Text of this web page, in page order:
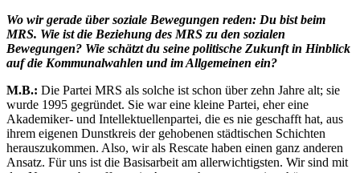
Wo wir gerade über soziale Bewegungen reden: Du bist beim
MRS. Wie ist die Beziehung des MRS zu den sozialen
Bewegungen? Wie schätzt du seine politische Zukunft in Hinblick
auf die Kommunalwahlen und im Allgemeinen ein?
M.B.: Die Partei MRS als solche ist schon über zehn Jahre alt; sie
wurde 1995 gegründet. Sie war eine kleine Partei, eher eine
Akademiker- und Intellektuellenpartei, die es nie geschafft hat, aus
ihrem eigenen Dunstkreis der gehobenen städtischen Schichten
herauszukommen. Also, wir als Rescate haben einen ganz anderen
Ansatz. Für uns ist die Basisarbeit am allerwichtigsten. Wir sind mit